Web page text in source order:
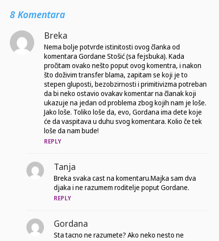
8 Komentara
Breka
Nema bolje potvrde istinitosti ovog članka od
komentara Gordane Stošić (sa fejsbuka). Kada
pročitam ovako nešto poput ovog komentra, i nakon
što doživim transfer blama, zapitam se koji je to
stepen gluposti, bezobzirnosti i primitivizma potreban
da bi neko ostavio ovakav komentar na članak koji
ukazuje na jedan od problema zbog kojih nam je loše.
Jako loše. Toliko loše da, evo, Gordana ima dete koje
će da vaspitava u duhu svog komentara. Kolio če tek
loše da nam bude!
REPLY
Tanja
Breka svaka cast na komentaru.Majka sam dva
djaka i ne razumem roditelje poput Gordane.
REPLY
Gordana
Sta tacno ne razumete? Ako neko nesto ne